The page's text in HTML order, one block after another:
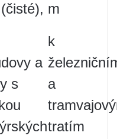
m
a
s
k
a
tratím